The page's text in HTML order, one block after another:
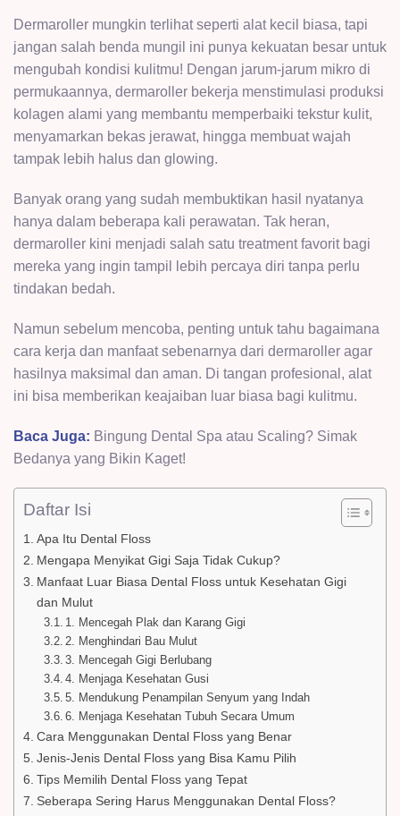
Dermaroller mungkin terlihat seperti alat kecil biasa, tapi
jangan salah benda mungil ini punya kekuatan besar untuk
mengubah kondisi kulitmu! Dengan jarum-jarum mikro di
permukaannya, dermaroller bekerja menstimulasi produksi
kolagen alami yang membantu memperbaiki tekstur kulit,
menyamarkan bekas jerawat, hingga membuat wajah
tampak lebih halus dan glowing.
Banyak orang yang sudah membuktikan hasil nyatanya
hanya dalam beberapa kali perawatan. Tak heran,
dermaroller kini menjadi salah satu treatment favorit bagi
mereka yang ingin tampil lebih percaya diri tanpa perlu
tindakan bedah.
Namun sebelum mencoba, penting untuk tahu bagaimana
cara kerja dan manfaat sebenarnya dari dermaroller agar
hasilnya maksimal dan aman. Di tangan profesional, alat
ini bisa memberikan keajaiban luar biasa bagi kulitmu.
Baca Juga: Bingung Dental Spa atau Scaling? Simak
Bedanya yang Bikin Kaget!
Daftar Isi
Apa Itu Dental Floss
Mengapa Menyikat Gigi Saja Tidak Cukup?
Manfaat Luar Biasa Dental Floss untuk Kesehatan Gigi
dan Mulut
1. Mencegah Plak dan Karang Gigi
2. Menghindari Bau Mulut
3. Mencegah Gigi Berlubang
4. Menjaga Kesehatan Gusi
5. Mendukung Penampilan Senyum yang Indah
6. Menjaga Kesehatan Tubuh Secara Umum
Cara Menggunakan Dental Floss yang Benar
Jenis-Jenis Dental Floss yang Bisa Kamu Pilih
Tips Memilih Dental Floss yang Tepat
Seberapa Sering Harus Menggunakan Dental Floss?